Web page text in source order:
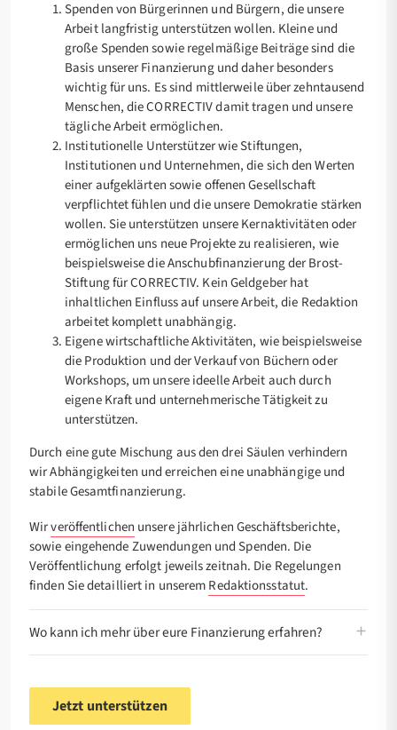
Spenden von Bürgerinnen und Bürgern, die unsere
Arbeit langfristig unterstützen wollen. Kleine und
große Spenden sowie regelmäßige Beiträge sind die
Basis unserer Finanzierung und daher besonders
wichtig für uns. Es sind mittlerweile über zehntausend
Menschen, die CORRECTIV damit tragen und unsere
tägliche Arbeit ermöglichen.
Institutionelle Unterstützer wie Stiftungen,
Institutionen und Unternehmen, die sich den Werten
einer aufgeklärten sowie offenen Gesellschaft
verpflichtet fühlen und die unsere Demokratie stärken
wollen. Sie unterstützen unsere Kernaktivitäten oder
ermöglichen uns neue Projekte zu realisieren, wie
beispielsweise die Anschubfinanzierung der Brost-
Stiftung für CORRECTIV. Kein Geldgeber hat
inhaltlichen Einfluss auf unsere Arbeit, die Redaktion
arbeitet komplett unabhängig.
Eigene wirtschaftliche Aktivitäten, wie beispielsweise
die Produktion und der Verkauf von Büchern oder
Workshops, um unsere ideelle Arbeit auch durch
eigene Kraft und unternehmerische Tätigkeit zu
unterstützen.
Durch eine gute Mischung aus den drei Säulen verhindern
wir Abhängigkeiten und erreichen eine unabhängige und
stabile Gesamtfinanzierung.
Wirveröffentlichen unsere jährlichen Geschäftsberichte,
sowie eingehende Zuwendungen und Spenden. Die
Veröffentlichung erfolgt jeweils zeitnah. Die Regelungen
finden Sie detailliert in unseremRedaktionsstatut.
Wo kann ich mehr über eure Finanzierung erfahren?
Jetzt unterstützen